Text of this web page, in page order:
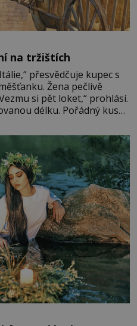
na tržištích
přesvědčuje kupec s
Žena pečlivě
si pět loket,“ prohlásí.
délku. Pořádný kus
zhodnotí švadlena
„Ošidili vás, podívejte.“